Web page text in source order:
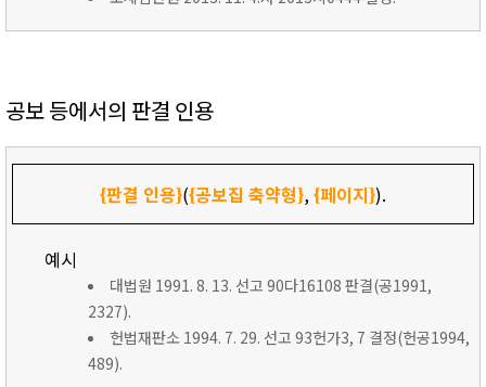
공보 등에서의 판결 인용
{판결 인용}({공보집 축약형},{페이지}).
예시
대법원 1991. 8. 13. 선고 90다16108 판결(공1991,
2327).
헌법재판소 1994. 7. 29. 선고 93헌가3, 7 결정(헌공1994,
489).